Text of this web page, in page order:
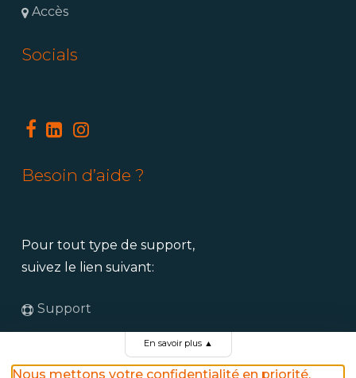
Accès
Socials
Besoin d’aide ?
Pour tout type de support,
suivez le lien suivant:
Support
Nos offres d’emploiEn savoir plus▲
Nous mettons votre confidentialité en priorité.